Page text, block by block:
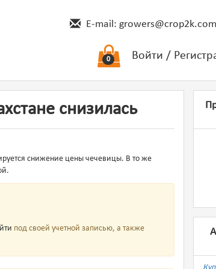
E-mail: growers@crop2k.com
Войти /
0
снизилась
снижение цены чечевицы. В то же
под своей учетной записью, а также